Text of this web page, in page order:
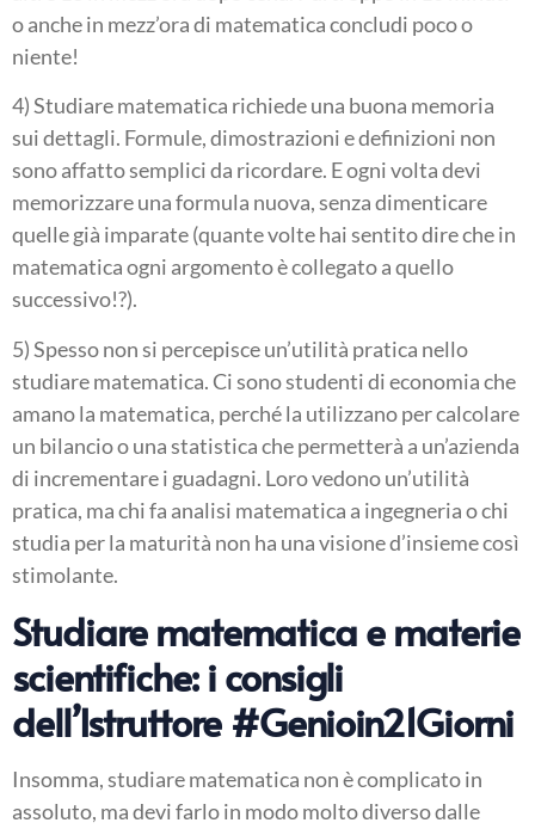
o anche in mezz’ora di matematica concludi poco o
niente!
4) Studiare matematica richiede una buona memoria
sui dettagli. Formule, dimostrazioni e definizioni non
sono affatto semplici da ricordare. E ogni volta devi
memorizzare una formula nuova, senza dimenticare
quelle già imparate (quante volte hai sentito dire che in
matematica ogni argomento è collegato a quello
successivo!?).
5) Spesso non si percepisce un’utilità pratica nello
studiare matematica. Ci sono studenti di economia che
amano la matematica, perché la utilizzano per calcolare
un bilancio o una statistica che permetterà a un’azienda
di incrementare i guadagni. Loro vedono un’utilità
pratica, ma chi fa analisi matematica a ingegneria o chi
studia per la maturità non ha una visione d’insieme così
stimolante.
Studiare matematica e materie
scientifiche: i consigli
dell’Istruttore #Genioin21Giorni
Insomma, studiare matematica non è complicato in
assoluto, ma devi farlo in modo molto diverso dalle